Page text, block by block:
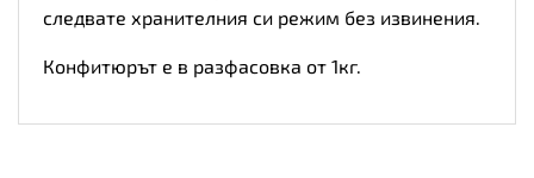
следвате хранителния си режим без извинения.
Конфитюрът е в разфасовка от 1кг.